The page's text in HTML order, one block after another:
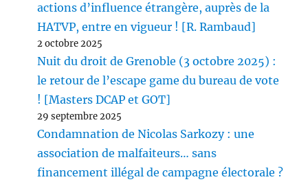
actions d’influence étrangère, auprès de la
HATVP, entre en vigueur ! [R. Rambaud]
2 octobre 2025
Nuit du droit de Grenoble (3 octobre 2025) :
le retour de l’escape game du bureau de vote
! [Masters DCAP et GOT]
29 septembre 2025
Condamnation de Nicolas Sarkozy : une
association de malfaiteurs… sans
financement illégal de campagne électorale ?